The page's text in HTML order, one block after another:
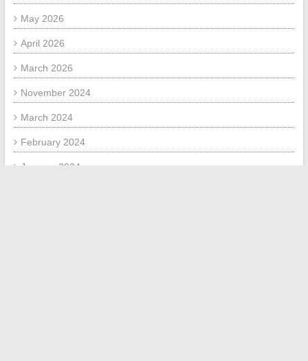
May 2026
April 2026
March 2026
November 2024
March 2024
February 2024
January 2024